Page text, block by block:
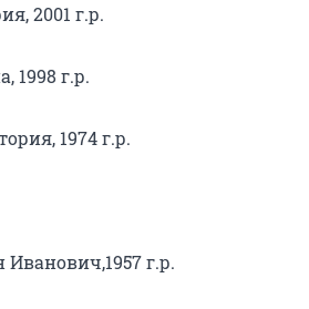
2001 г.р.
1998 г.р.
1974 г.р.
г.р.